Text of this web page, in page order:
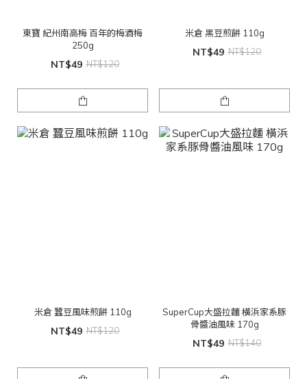
東寶 紀州南高梅 百年的梅酒梅
250g
NT$49 NT$120
米倉 黑豆煎餅 110g
NT$49 NT$120
米倉 蠶豆風味煎餅 110g
NT$49 NT$120
SuperCup大盛拉麵 橫浜家系豚
骨醬油風味 170g
NT$49 NT$140